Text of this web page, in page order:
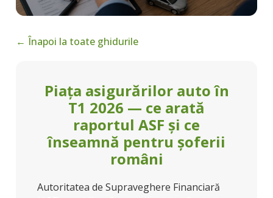
← Înapoi la toate ghidurile
Piața asigurărilor auto în
T1 2026 — ce arată
raportul ASF și ce
înseamnă pentru șoferii
români
Autoritatea de Supraveghere Financiară